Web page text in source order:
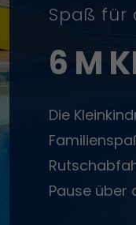
Spaß für
6 M
Die
Pause über